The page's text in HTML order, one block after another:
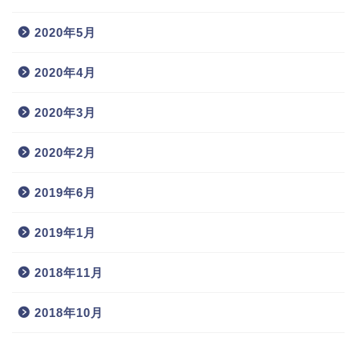
2020年5月
2020年4月
2020年3月
2020年2月
2019年6月
2019年1月
2018年11月
2018年10月